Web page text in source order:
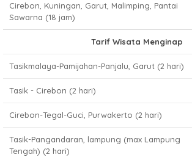
Cirebon, Kuningan, Garut, Malimping, Pantai
Sawarna (18 jam)
Tarif Wisata Menginap
Tasikmalaya-Pamijahan-Panjalu, Garut (2 hari)
Tasik - Cirebon (2 hari)
Cirebon-Tegal-Guci, Purwakerto (2 hari)
Tasik-Pangandaran, lampung (max Lampung
Tengah) (2 hari)